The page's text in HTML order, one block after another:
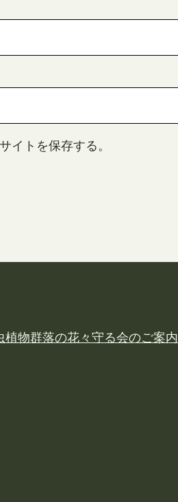
イトを保存する。
植物群落の花々守る会のご案内